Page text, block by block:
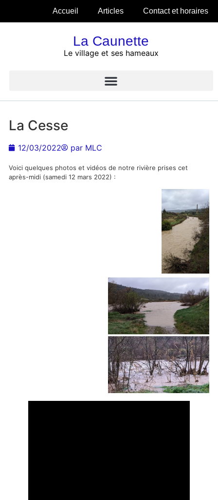
Accueil Articles Contact et horaires
La Caunette
Le village et ses hameaux
La Cesse
12/03/2022 parMLC
Voici quelques photos et vidéos de notre rivière prises cet
après-midi (samedi 12 mars 2022) :